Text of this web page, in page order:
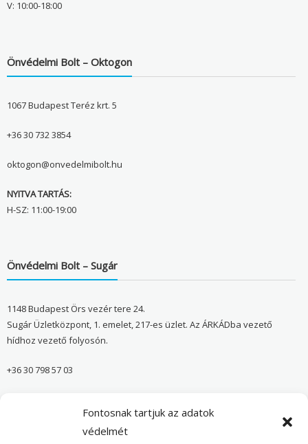
Fontosnak tartjuk az adatok
védelmét
V: 10:00-18:00
Önvédelmi Bolt – Oktogon
1067 Budapest Teréz krt. 5
+36 30 732 3854
oktogon@onvedelmibolt.hu
NYITVA TARTÁS:
H-SZ: 11:00-19:00
Önvédelmi Bolt – Sugár
1148 Budapest Örs vezér tere 24.
Sugár Üzletközpont, 1. emelet, 217-es üzlet. Az ÁRKÁDba vezető
hídhoz vezető folyosón.
+36 30 798 57 03